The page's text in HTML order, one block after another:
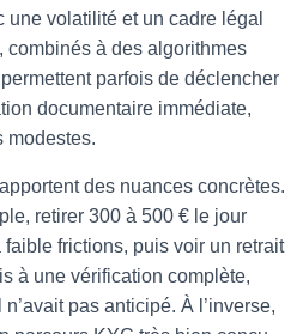
une volatilité et un cadre légal
combinés à des algorithmes
parfois de déclencher
documentaire immédiate,
modestes.
des nuances concrètes.
retirer 300 à 500 € le jour
frictions, puis voir un retrait
à une vérification complète,
pas anticipé. À l’inverse,